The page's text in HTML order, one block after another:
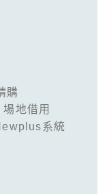
購
場地借用
系統